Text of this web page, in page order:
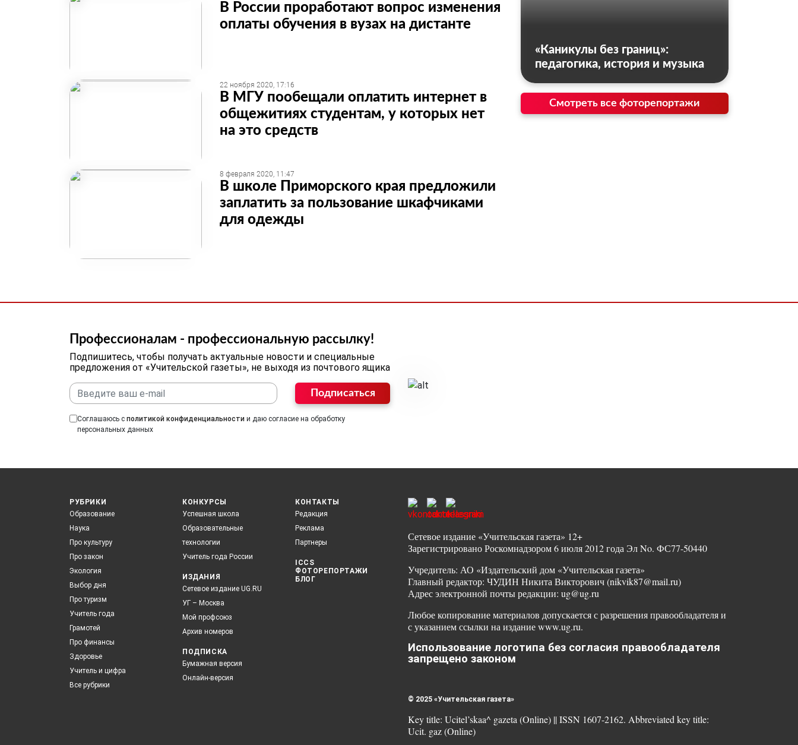
В России проработают вопрос изменения
оплаты обучения в вузах на дистанте
22 ноября 2020, 17:16
В МГУ пообещали оплатить интернет в
общежитиях студентам, у которых нет
на это средств
8 февраля 2020, 11:47
В школе Приморского края предложили
заплатить за пользование шкафчиками
для одежды
«Каникулы без границ»:
педагогика, история и музыка
Смотреть все фоторепортажи
Профессионалам - профессиональную рассылку!
Подпишитесь, чтобы получать актуальные новости и специальные
предложения от «Учительской газеты», не выходя из почтового ящика
Подписаться
Соглашаюсь с политикой конфиденциальности и даю согласие на обработку
персональных данных
РУБРИКИ
Образование
Наука
Про культуру
Про закон
Экология
Выбор дня
Про туризм
Учитель года
Грамотей
Про финансы
Здоровье
Учитель и цифра
Все рубрики
КОНКУРСЫ
Успешная школа
Образовательные
технологии
Учитель года России
ИЗДАНИЯ
Сетевое издание UG.RU
УГ – Москва
Мой профсоюз
Архив номеров
ПОДПИСКА
Бумажная версия
Онлайн-версия
КОНТАКТЫ
Редакция
Реклама
Партнеры
ICCS
ФОТОРЕПОРТАЖИ
БЛОГ
Сетевое издание «Учительская газета» 12+
Зарегистрировано Роскомнадзором 6 июля 2012 года Эл No. ФС77-50440
Учредитель: АО «Издательский дом «Учительская газета»
Главный редактор: ЧУДИН Никита Викторович (nikvik87@mail.ru)
Адрес электронной почты редакции: ug@ug.ru
Любое копирование материалов допускается с разрешения правообладателя и
с указанием ссылки на издание www.ug.ru.
Использование логотипа без согласия правообладателя
запрещено законом
© 2025 «Учительская газета»
Key title: Ucitel’skaa^ gazeta (Online) || ISSN 1607-2162. Abbreviated key title:
Ucit. gaz (Online)